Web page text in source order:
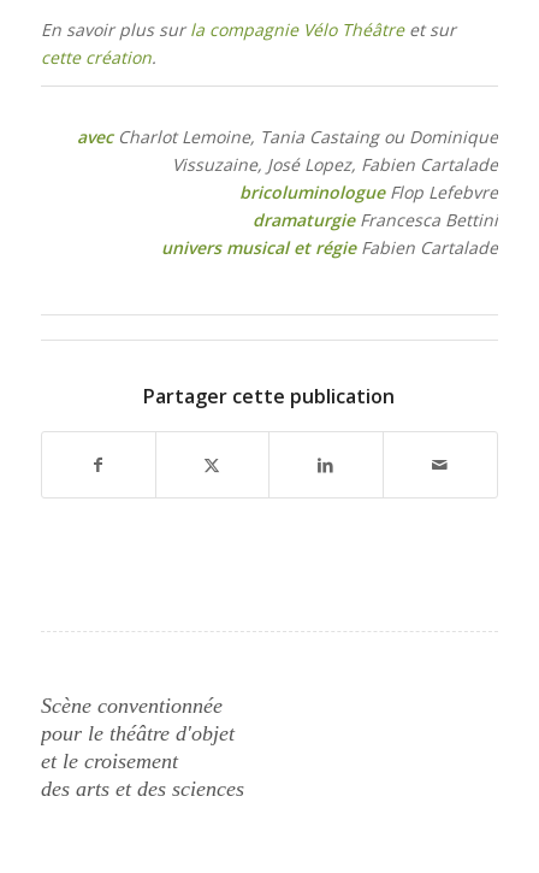
En savoir plus surla compagnie Vélo Théâtreet sur
cette création.
avec Charlot Lemoine, Tania Castaing ou Dominique
Vissuzaine, José Lopez, Fabien Cartalade
bricoluminologue Flop Lefebvre
dramaturgie Francesca Bettini
univers musical et régie Fabien Cartalade
Partager cette publication
Scène conventionnée
pour le théâtre d'objet
et le croisement
des arts et des sciences